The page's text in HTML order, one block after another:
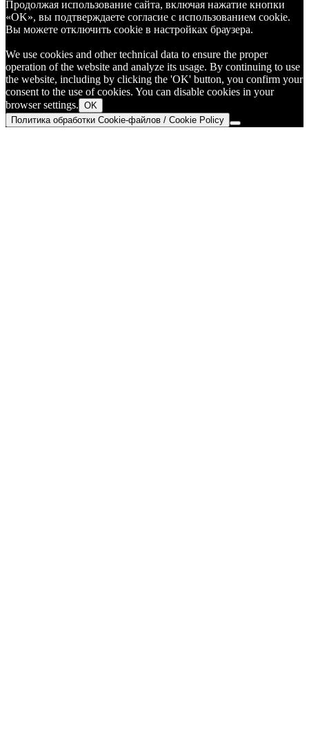
Продолжая использование сайта, включая нажатие кнопки
«OK», вы подтверждаете согласие с использованием cookie.
Вы можете отключить cookie в настройках браузера.
We use cookies and other technical data to ensure the proper
operation of the website and analyze its usage. By continuing to use
the website, including by clicking the 'OK' button, you confirm your
consent to the use of cookies. You can disable cookies in your
browser settings. OK
Политика обработки Cookie-файлов / Cookie Policy